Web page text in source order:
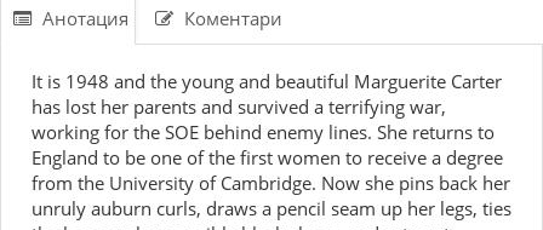
Анотация Коментари
It is 1948 and the young and beautiful Marguerite Carter
has lost her parents and survived a terrifying war,
working for the SOE behind enemy lines. She returns to
England to be one of the first women to receive a degree
from the University of Cambridge. Now she pins back her
unruly auburn curls, draws a pencil seam up her legs, ties